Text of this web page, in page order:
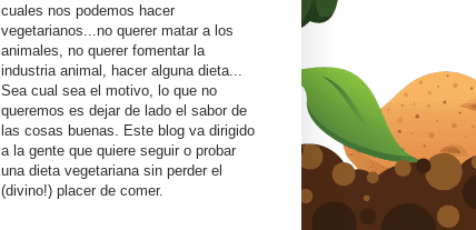
cuales nos podemos hacer
vegetarianos...no querer matar a los
animales, no querer fomentar la
industria animal, hacer alguna dieta...
Sea cual sea el motivo, lo que no
queremos es dejar de lado el sabor de
las cosas buenas. Este blog va dirigido
a la gente que quiere seguir o probar
una dieta vegetariana sin perder el
(divino!) placer de comer.